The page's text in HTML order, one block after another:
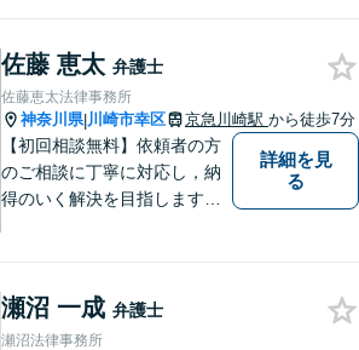
ております。
佐藤 恵太 弁護士
佐藤恵太法律事務所
神奈川県|川崎市幸区 京急川崎駅 から徒歩7分
【初回相談無料】依頼者の方
のご相談に丁寧に対応し，納
得のいく解決を目指します。
詳細を見
る
瀬沼 一成 弁護士
瀬沼法律事務所